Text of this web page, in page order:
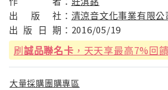
出
版 社： 清涼音文化事業有限公
出 版 日 期： 2016/05/19
刷誠品聯名卡 ，天天享最高7%回饋
大量採購團購專區